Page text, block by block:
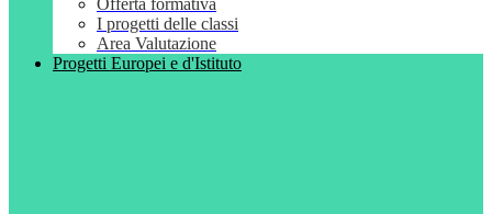
Offerta formativa
I progetti delle classi
Area Valutazione
Progetti Europei e d'Istituto